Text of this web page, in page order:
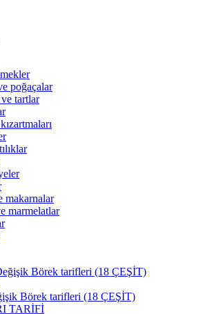
poğaçalar
tartlar
makarnalar
marmelatlar
Börek tarifleri (18 ÇEŞİT)